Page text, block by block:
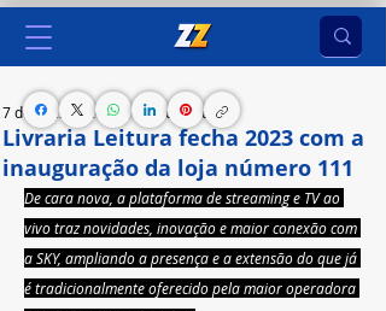
Livraria Leitura fecha 2023 com a
inauguração da loja número 111
7 de dez. de 2023 1 min de leitura
De cara nova, a plataforma de streaming e TV ao
vivo traz novidades, inovação e maior conexão com
a SKY, ampliando a presença e a extensão do que já
é tradicionalmente oferecido pela maior operadora